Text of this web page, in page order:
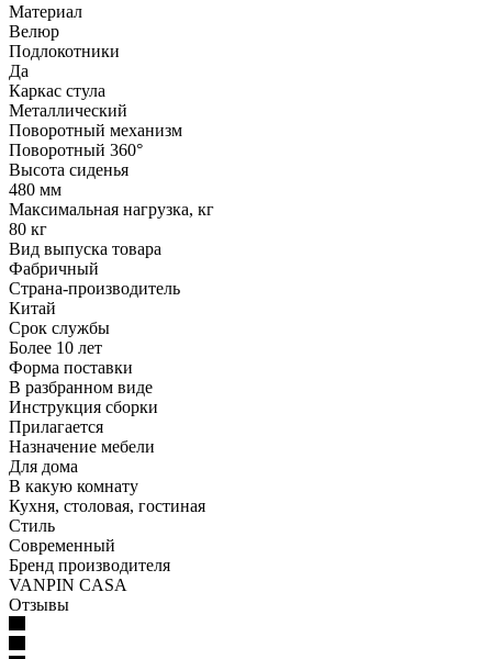
Материал
Велюр
Подлокотники
Да
Каркас стула
Металлический
Поворотный механизм
Поворотный 360°
Высота сиденья
480 мм
Максимальная нагрузка, кг
80 кг
Вид выпуска товара
Фабричный
Страна-производитель
Китай
Срок службы
Более 10 лет
Форма поставки
В разбранном виде
Инструкция сборки
Прилагается
Назначение мебели
Для дома
В какую комнату
Кухня, столовая, гостиная
Стиль
Современный
Бренд производителя
VANPIN CASA
Отзывы